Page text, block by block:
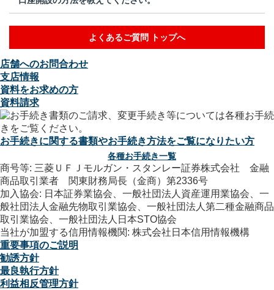
よくあるご質問 トップへ
店舗へのお問合わせ
支店情報
資料をお求めの方
資料請求
お手続きに関する書類やお手続き方法をご覧になりたい方
各種お手続き一覧
商号等: 三菱ＵＦＪモルガン・スタンレー証券株式会社 金融
商品取引業者 関東財務局長（金商）第2336号
加入協会: 日本証券業協会、一般社団法人資産運用業協会、一
般社団法人金融先物取引業協会、一般社団法人第二種金融商品
取引業協会、一般社団法人日本STO協会
当社が加盟する信用情報機関: 株式会社日本信用情報機構
重要事項のご説明
勧誘方針
最良執行方針
利益相反管理方針